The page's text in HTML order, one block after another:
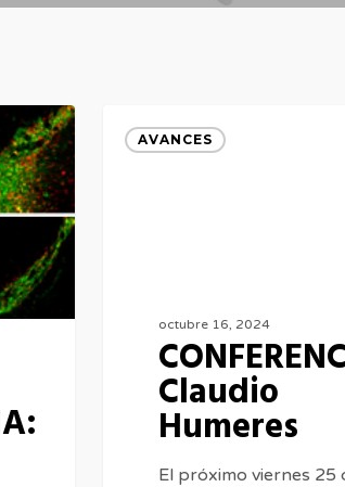
Claudio
AVANCES
octubre 16, 2024
Claudio
Humeres
El próximo viernes 25